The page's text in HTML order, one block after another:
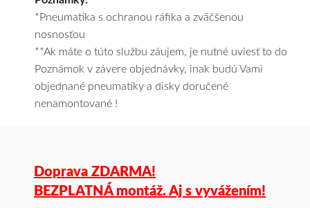
*Pneumatika s ochranou ráfika a zväčšenou
nosnosťou
**Ak máte o túto službu záujem, je nutné uviesť to do
Poznámok v závere objednávky, inak budú Vami
objednané pneumatiky a disky doručené
nenamontované !
Doprava ZDARMA!
BEZPLATNÁ montáž. Aj s vyvážením!